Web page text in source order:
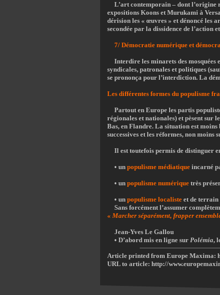
L’art contemporain – dont l’origine
expositions Koons et Murukami à
dérision les « œuvres » et dénoncé les
secondée par la dissidence de l’action
7/ Démocratie numérique et
Interdire les minarets des mosquées
syndicales, patronales et politiques
se prononça pour l’interdiction. La
Les différentes formes du populisme
Partout en Europe les partis
régionales et nationales) et pèsent sur
Bas, en Flandre. La situation est
successives et les réformes, non moins
Il est toutefois permis de distinguer
• un populisme médiatique incarné
• un populisme numérique très
• un populisme localiste et de terrain
Sans forcément l’assumer
« Marcher séparément, frapper
Jean-Yves Le Gallou
• D’abord mis en ligne sur Polémia,
Article printed from Europe Maxima:
URL to article: http://